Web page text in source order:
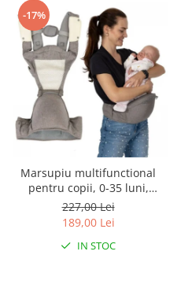
-17%
Marsupiu multifunctional
pentru copii, 0-35 luni,
Ecotoys J-BC1601 - Gri
227,00 Lei
189,00 Lei
IN STOC